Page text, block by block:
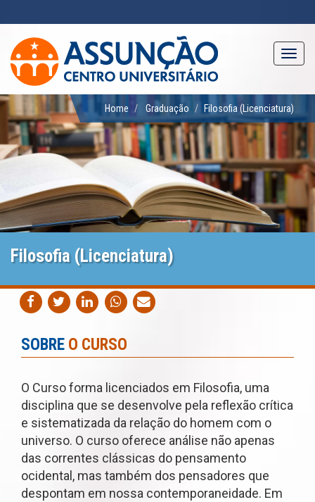
conteúdo
principal
Home Graduação Filosofia (Licenciatura)
Filosofia (Licenciatura)
SOBRE O CURSO
O Curso forma licenciados em Filosofia, uma
disciplina que se desenvolve pela reflexão crítica
e sistematizada da relação do homem com o
universo. O curso oferece análise não apenas
das correntes clássicas do pensamento
ocidental, mas também dos pensadores que
despontam em nossa contemporaneidade. Em